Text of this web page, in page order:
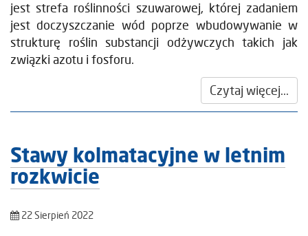
jest strefa roślinności szuwarowej, której zadaniem
jest doczyszczanie wód poprze wbudowywanie w
strukturę roślin substancji odżywczych takich jak
związki azotu i fosforu.
Czytaj więcej...
Stawy kolmatacyjne w letnim
rozkwicie
22 Sierpień 2022